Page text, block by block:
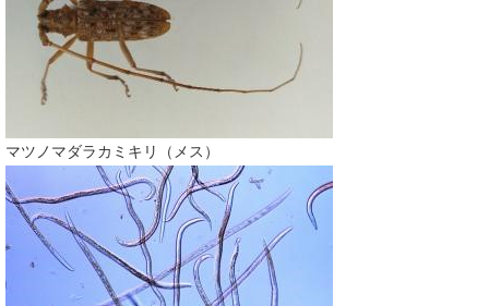
​マツノマダラカミキリ（メス）